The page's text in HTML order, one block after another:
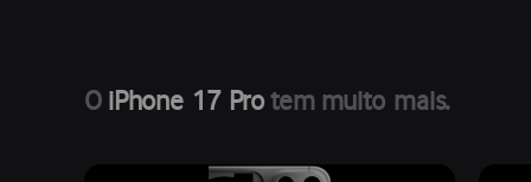
O iPhone 17 Protem muito mais.